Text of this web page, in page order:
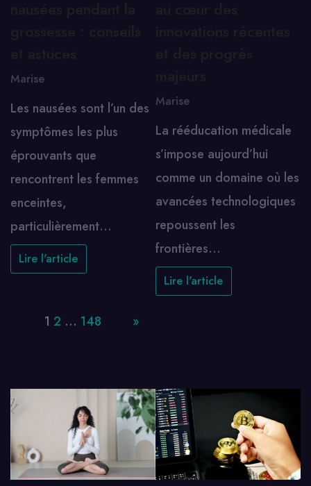
Marise
Les nausées sont l’un des
symptômes les plus
éprouvants que
rencontrent les femmes
enceintes,
particulièrement…
Lire l'article
Marise
La rééducation médicale
s’impose aujourd’hui
comme un domaine où les
avancées technologiques
repoussent les
frontières…
Lire l'article
1 2 … 148 »